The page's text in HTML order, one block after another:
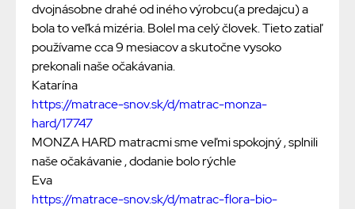
dvojnásobne drahé od iného výrobcu(a predajcu) a
bola to veľká mizéria. Bolel ma celý človek. Tieto zatiaľ
používame cca 9 mesiacov a skutočne vysoko
prekonali naše očakávania.
Katarína
https://matrace-snov.sk/d/matrac-monza-
hard/17747
MONZA HARD matracmi sme veľmi spokojný , splnili
naše očakávanie , dodanie bolo rýchle
Eva
https://matrace-snov.sk/d/matrac-flora-bio-